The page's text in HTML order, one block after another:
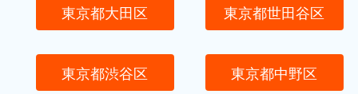
東京都大田区 東京都世田谷区
東京都渋谷区 東京都中野区